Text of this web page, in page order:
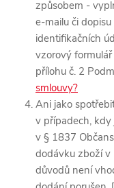
způsobem -
e-mailu či
identifikačních
vzorový
přílohu č. 2
smlouvy?
Ani jako
v případech,
v § 1837
dodávku zboží v
důvodů není